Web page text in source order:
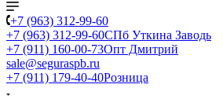
+7 (963) 312-99-60
+7 (963) 312-99-60СПб Уткина Заводь
+7 (911) 160-00-73Опт Дмитрий
sale@seguraspb.ru
+7 (911) 179-40-40Розница